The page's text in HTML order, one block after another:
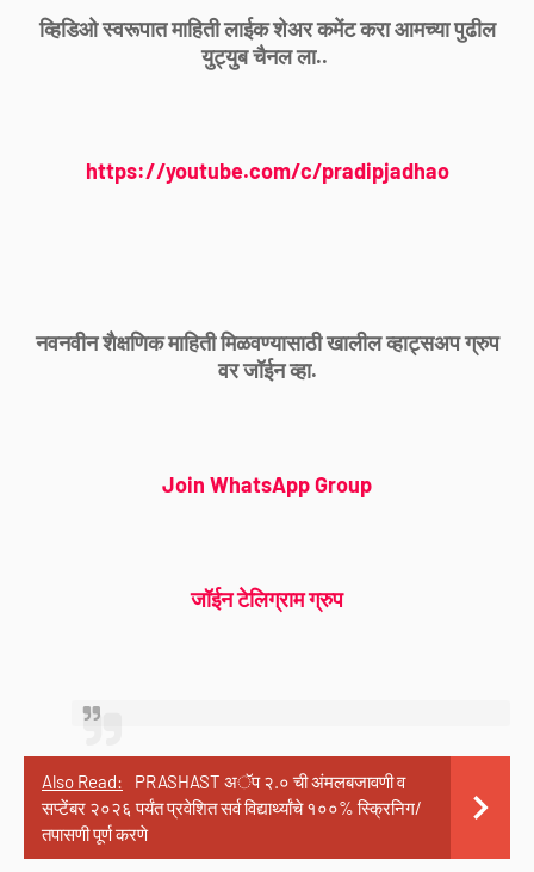
व्हिडिओ स्वरूपात माहिती लाईक शेअर कमेंट करा आमच्या पुढील
युट्युब चैनल ला..
https://youtube.com/c/pradipjadhao
नवनवीन शैक्षणिक माहिती मिळवण्यासाठी खालील व्हाट्सअप ग्रुप
वर जॉईन व्हा.
Join WhatsApp Group
जॉईन टेलिग्राम ग्रुप
Also Read:
PRASHAST अॅप २.० ची अंमलबजावणी व
सप्टेंबर २०२६ पर्यंत प्रवेशित सर्व विद्यार्थ्यांचे १००% स्क्रिनिग/
तपासणी पूर्ण करणे